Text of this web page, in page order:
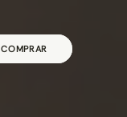
COMPRAR